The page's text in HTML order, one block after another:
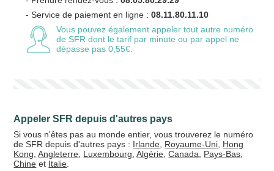
20 € 50 €
- Service de paiement en ligne :08.11.80.11.10
Vous pouvez également appeler tout autre numéro
de SFR dont le tarif par minute ou par appel ne
dépasse pas 0,55€.
Appeler SFR depuis d'autres pays
Si vous n'êtes pas au monde entier, vous trouverez le numéro
de SFR depuis d'autres pays : Irlande Royaume-Uni Hong
Kong ,Angleterre Luxembourg ,Algérie ,Canada Pays-Bas
Chine et Italie